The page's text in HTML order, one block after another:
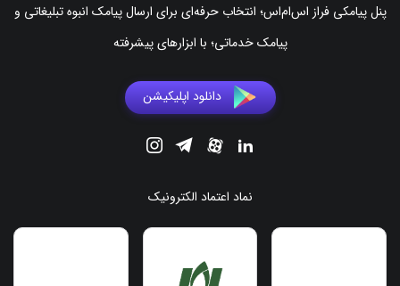
پنل پیامکی فراز اس‌ام‌اس؛ انتخاب حرفه‌ای برای ارسال پیامک انبوه تبلیغاتی و
پیامک خدماتی؛ با ابزارهای پیشرفته
دانلود اپلیکیشن
نماد اعتماد الکترونیک